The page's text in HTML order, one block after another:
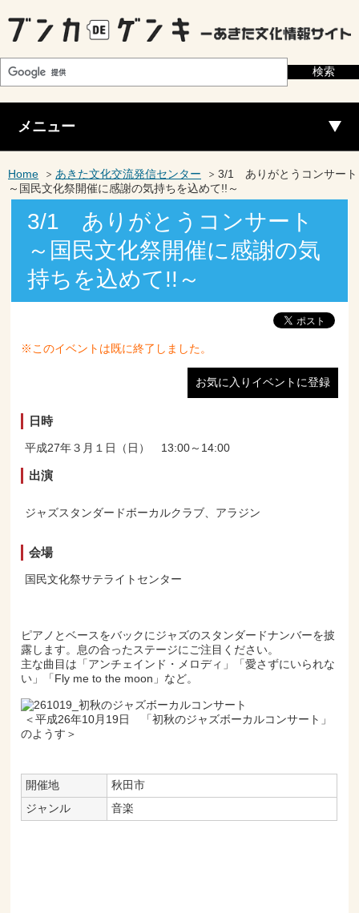
メニュー
Home あきた文化交流発信センター
3/1 ありがとうコンサート
～国民文化祭開催に感謝の気持ちを込めて!!～
3/1 ありがとうコンサート
～国民文化祭開催に感謝の気
持ちを込めて!!～
※このイベントは既に終了しました。
お気に入りイベントに登録
日時
平成27年３月１日（日） 13:00～14:00
出演
ジャズスタンダードボーカルクラブ、アラジン
会場
国民文化祭サテライトセンター
ピアノとベースをバックにジャズのスタンダードナンバーを披
露します。息の合ったステージにご注目ください。
主な曲目は「アンチェインド・メロディ」「愛さずにいられな
い」「Fly me to the moon」など。
＜平成26年10月19日 「初秋のジャズボーカルコンサート」
のようす＞
開催地
秋田市
ジャンル
音楽